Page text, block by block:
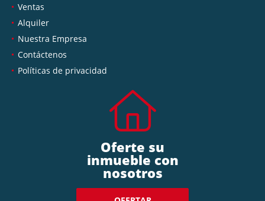
Ventas
Alquiler
Nuestra Empresa
Contáctenos
Políticas de privacidad
Oferte su
inmueble con
nosotros